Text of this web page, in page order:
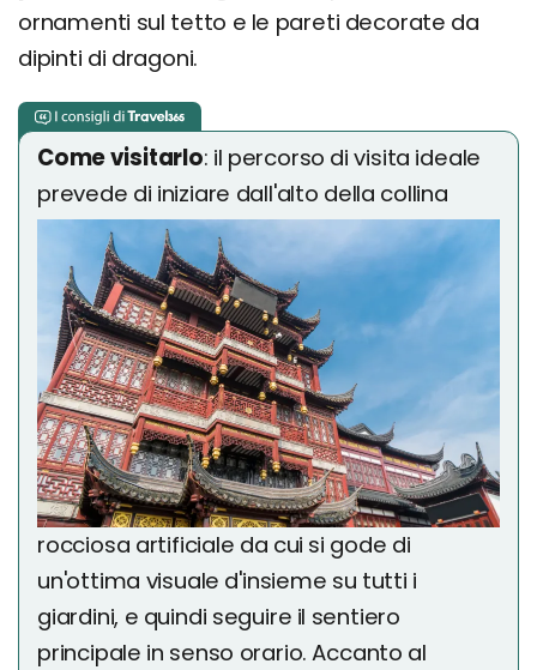
ornamenti sul tetto e le pareti decorate da
dipinti di dragoni.
Come visitarlo: il percorso di visita ideale
prevede di iniziare dall'alto della collina
rocciosa artificiale da cui si gode di
un'ottima visuale d'insieme su tutti i
giardini, e quindi seguire il sentiero
principale in senso orario. Accanto al